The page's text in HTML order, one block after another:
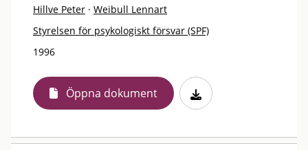
Hillve Peter · Weibull Lennart
Styrelsen för psykologiskt försvar (SPF)
1996
Öppna dokument